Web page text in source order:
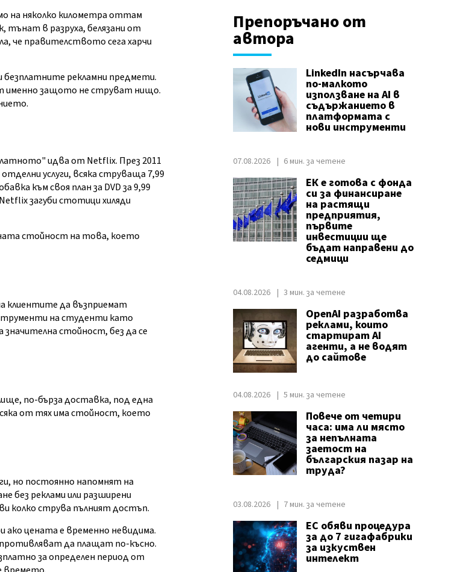
на няколко километра оттам
тънат в разруха, белязани от
че правителството сега харчи
безплатните рекламни предмети.
именно защото не струват нищо.
идва от Netflix. През 2011
услуги, всяка струваща 7,99
към своя план за DVD за 9,99
загуби стотици хиляди
стойност на това, което
клиентите да възприемат
на студенти като
значителна стойност, без да се
по-бърза доставка, под една
от тях има стойност, което
но постоянно напомнят на
без реклами или разширени
колко струва пълният достъп.
цената е временно невидима.
да плащат по-късно.
за определен период от
Препоръчано от
автора
LinkedIn насърчава
по-малкото
използване на AI в
съдържанието в
платформата с
нови инструменти
07.08.2026 6 мин. за четене
ЕК е готова с фонда
си за финансиране
на растящи
предприятия,
първите
инвестиции ще
бъдат направени до
седмици
04.08.2026 3 мин. за четене
OpenAI разработва
реклами, които
стартират AI
агенти, а не водят
до сайтове
04.08.2026 5 мин. за четене
Повече от четири
часа: има ли място
за непълната
заетост на
българския пазар на
труда?
03.08.2026 7 мин. за четене
ЕС обяви процедура
за до 7 гигафабрики
за изкуствен
интелект